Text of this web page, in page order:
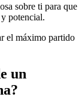
sobre ti para que
potencial.
el máximo partido
un